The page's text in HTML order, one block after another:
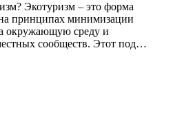
Экотуризм – это форма
принципах минимизации
окружающую среду и
сообществ. Этот под…